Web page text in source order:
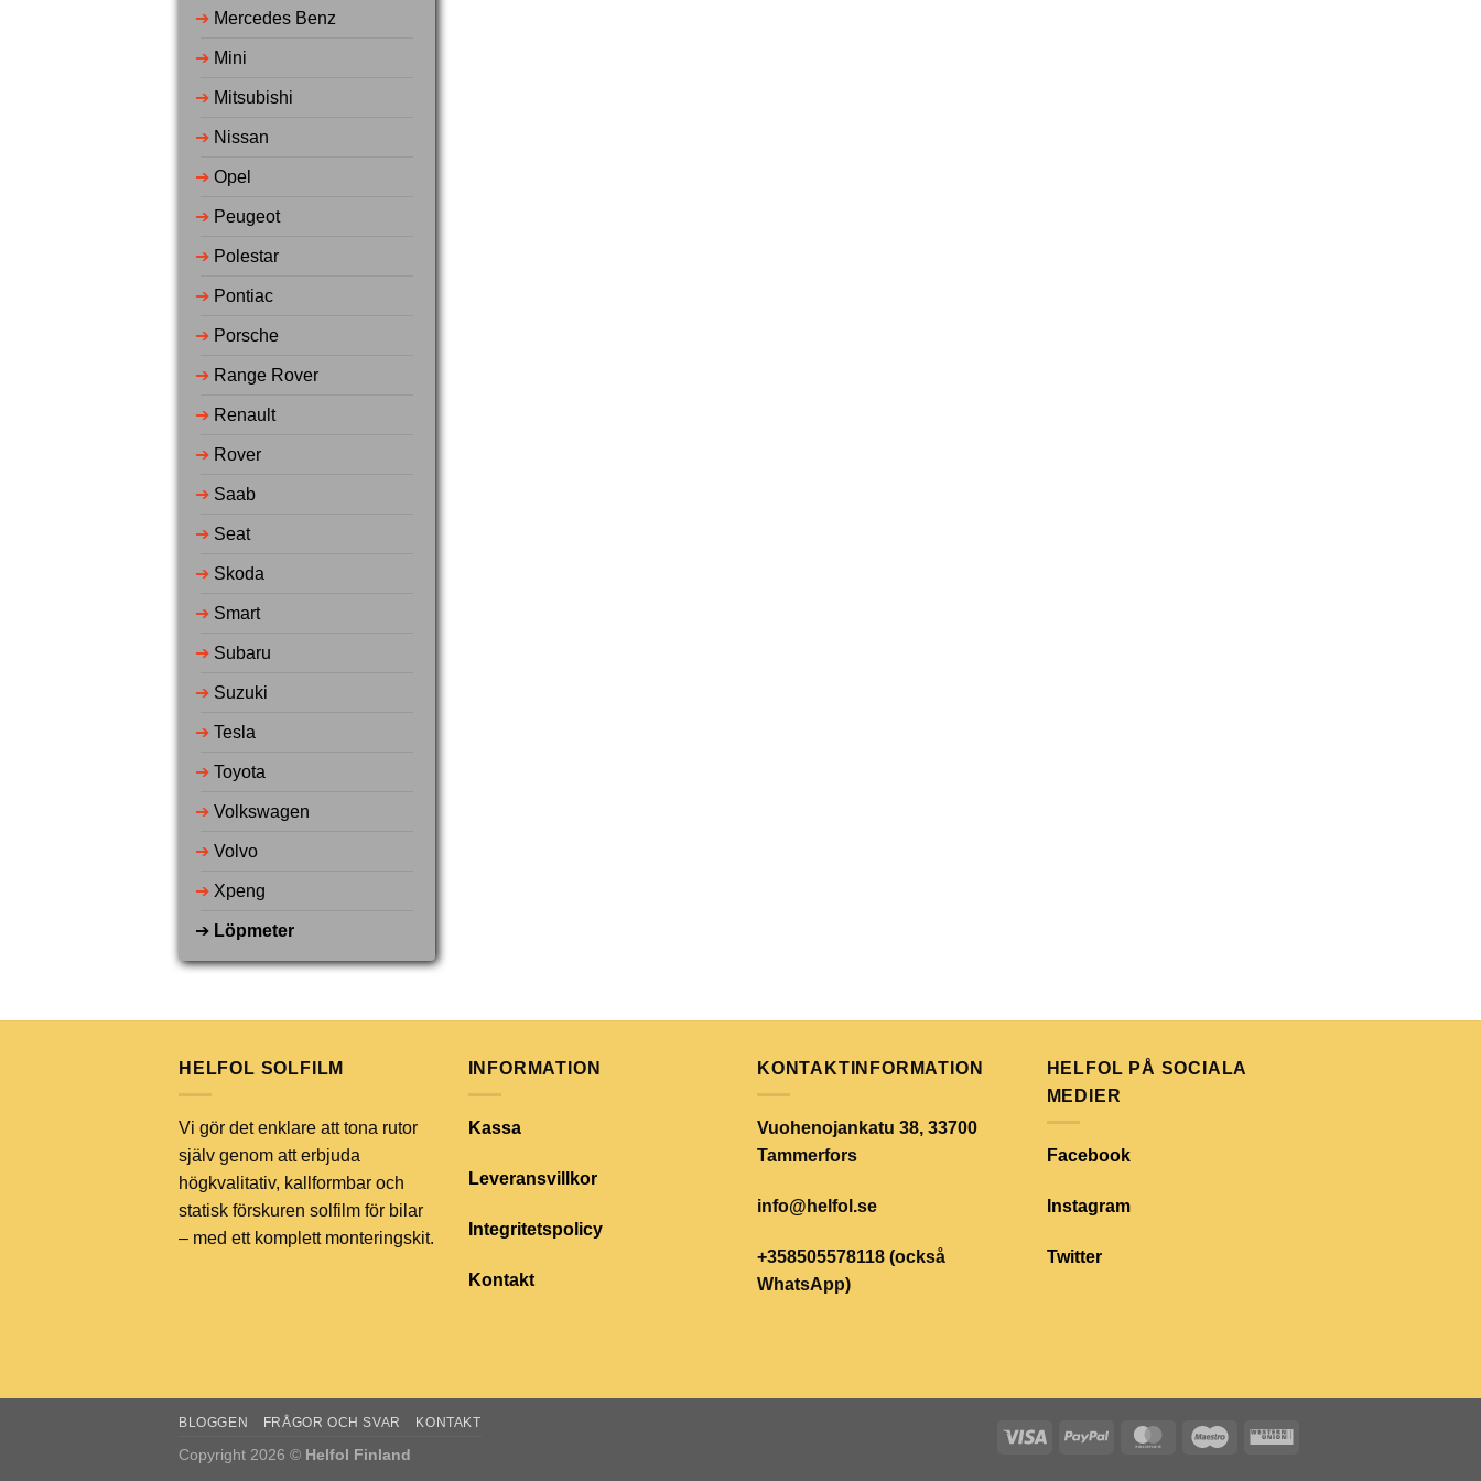
➔ Mercedes Benz
➔ Mini
➔ Mitsubishi
➔ Nissan
➔ Opel
➔ Peugeot
➔ Polestar
➔ Pontiac
➔ Porsche
➔ Range Rover
➔ Renault
➔ Rover
➔ Saab
➔ Seat
➔ Skoda
➔ Smart
➔ Subaru
➔ Suzuki
➔ Tesla
➔ Toyota
➔ Volkswagen
➔ Volvo
➔ Xpeng
➔ Löpmeter
HELFOL SOLFILM
Vi gör det enklare att tona rutor
själv genom att erbjuda
högkvalitativ, kallformbar och
statisk förskuren solfilm för bilar
– med ett komplett monteringskit.
INFORMATION
Kassa
Leveransvillkor
Integritetspolicy
Kontakt
KONTAKTINFORMATION
Vuohenojankatu 38, 33700
Tammerfors
info@helfol.se
+358505578118 (också
WhatsApp)
HELFOL PÅ SOCIALA
MEDIER
Facebook
Instagram
Twitter
BLOGGEN FRÅGOR OCH SVAR KONTAKT
Copyright 2026 © Helfol Finland